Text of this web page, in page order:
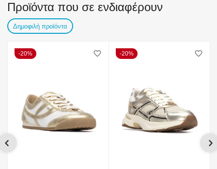
Προϊόντα που σε ενδιαφέρουν
Δημοφιλή προϊόντα
20% 20%